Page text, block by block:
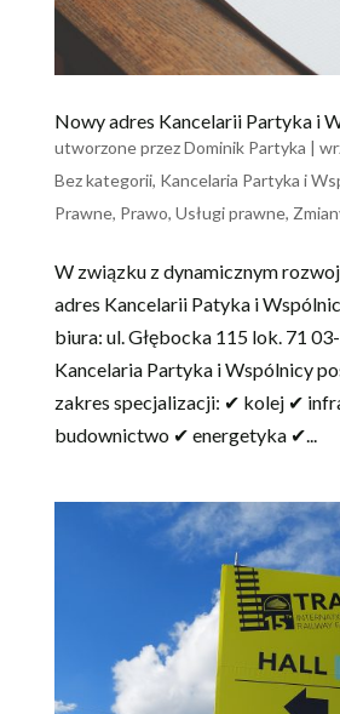
Nowy adres Kancelarii Partyka i
utworzone przezDominik Partyka |
Bez kategorii, Kancelaria Partyka i
Prawne, Prawo, Usługi prawne,
W związku z dynamicznym
adres Kancelarii Patyka i
biura: ul. Głębocka 115 lok. 71
Kancelaria Partyka i Wspólnicy
zakres specjalizacji: ✔ kolej ✔
budownictwo ✔ energetyka ✔...